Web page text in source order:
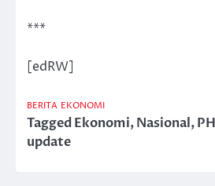
***
[edRW]
BERITA EKONOMI
TaggedEkonomi,Nasional,
update